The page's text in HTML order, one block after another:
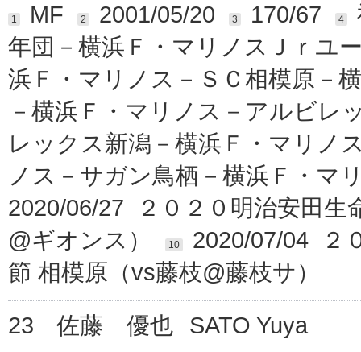
1 MF 2 2001/05/20 3 170/67 4
年団－横浜Ｆ・マリノスＪｒユ
浜Ｆ・マリノス－ＳＣ相模原－
－横浜Ｆ・マリノス－アルビレ
レックス新潟－横浜Ｆ・マリノ
ノス－サガン鳥栖－横浜Ｆ・マ
2020/06/27 ２０２０明治安田
@ギオンス）
10
2020/07/04 ２
節 相模原（vs藤枝@藤枝サ）
23
佐藤 優也 SATO Yuya